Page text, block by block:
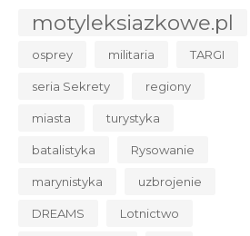
motyleksiazkowe.pl
osprey militaria TARGI
seria Sekrety regiony
miasta turystyka
batalistyka Rysowanie
marynistyka uzbrojenie
DREAMS Lotnictwo